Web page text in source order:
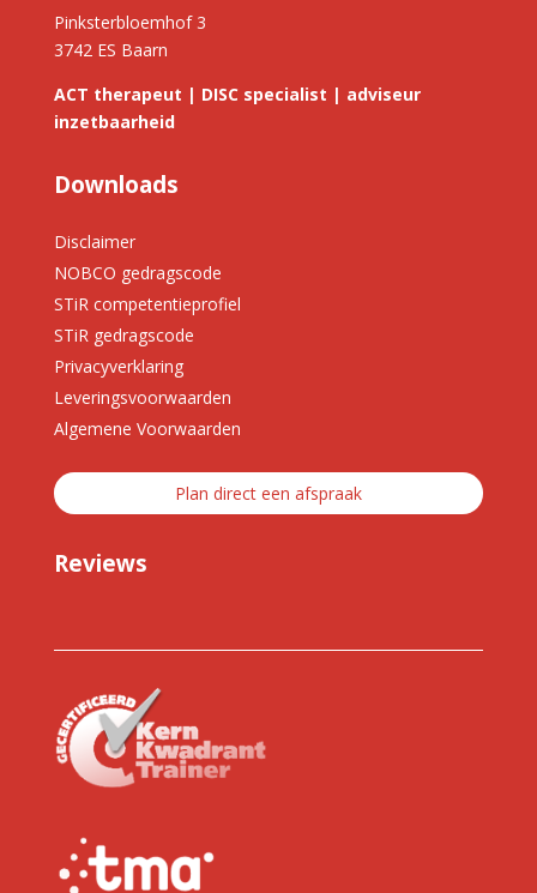
Pinksterbloemhof 3
3742 ES Baarn
ACT therapeut | DISC specialist | adviseur
inzetbaarheid
Downloads
Disclaimer
NOBCO gedragscode
STiR competentieprofiel
STiR gedragscode
Privacyverklaring
Leveringsvoorwaarden
Algemene Voorwaarden
Plan direct een afspraak
Reviews